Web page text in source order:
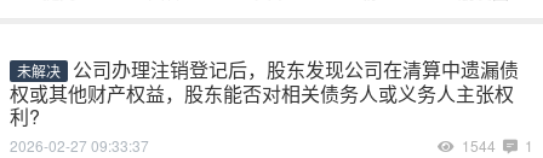
未解决
公司办理注销登记后，股东发现公司在清算中遗漏债
权或其他财产权益，股东能否对相关债务人或义务人主张权
利?
2026-02-27 09:33:37 1544 1